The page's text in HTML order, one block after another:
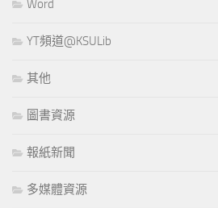
Word
YT頻道@KSULib
其他
圖書資源
報紙新聞
多媒體資源